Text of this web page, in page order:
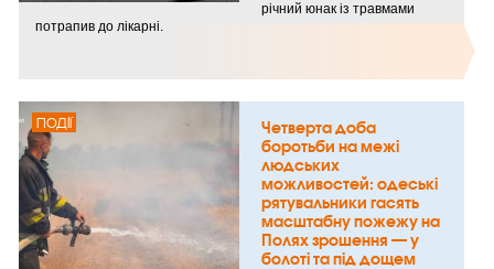
річний юнак із травмами
потрапив до лікарні.
ПОДІЇ
Четверта доба
боротьби на межі
людських
можливостей: одеські
рятувальники гасять
масштабну пожежу на
Полях зрошення — у
болоті та під дощем